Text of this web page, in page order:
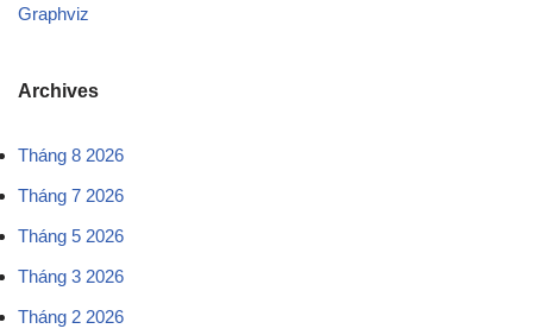
Graphviz
Archives
Tháng 8 2026
Tháng 7 2026
Tháng 5 2026
Tháng 3 2026
Tháng 2 2026